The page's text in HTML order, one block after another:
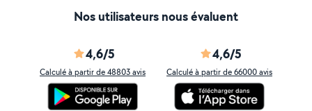
Nos utilisateurs nous évaluent
4,6/5
Calculé à partir de 48803 avis
4,6/5
Calculé à partir de 66000 avis